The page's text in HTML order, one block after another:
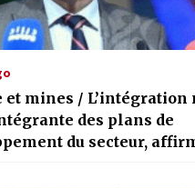
et mines / L’intégration
des plans de
du secteur,